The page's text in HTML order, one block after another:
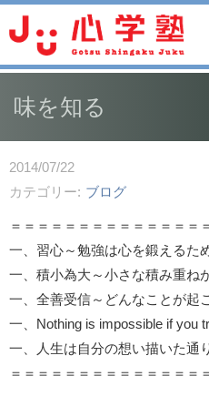
味を知る
2014/07/22
カテゴリー
ブログ
＝＝＝＝＝＝＝＝＝＝＝＝＝＝
一、習心～勉強は心を鍛えるた
一、積小為大～小さな積み重ね
一、全善受信～どんなことが起
一、Nothing is impossible if you
一、人生は自分の想い描いた通
＝＝＝＝＝＝＝＝＝＝＝＝＝＝